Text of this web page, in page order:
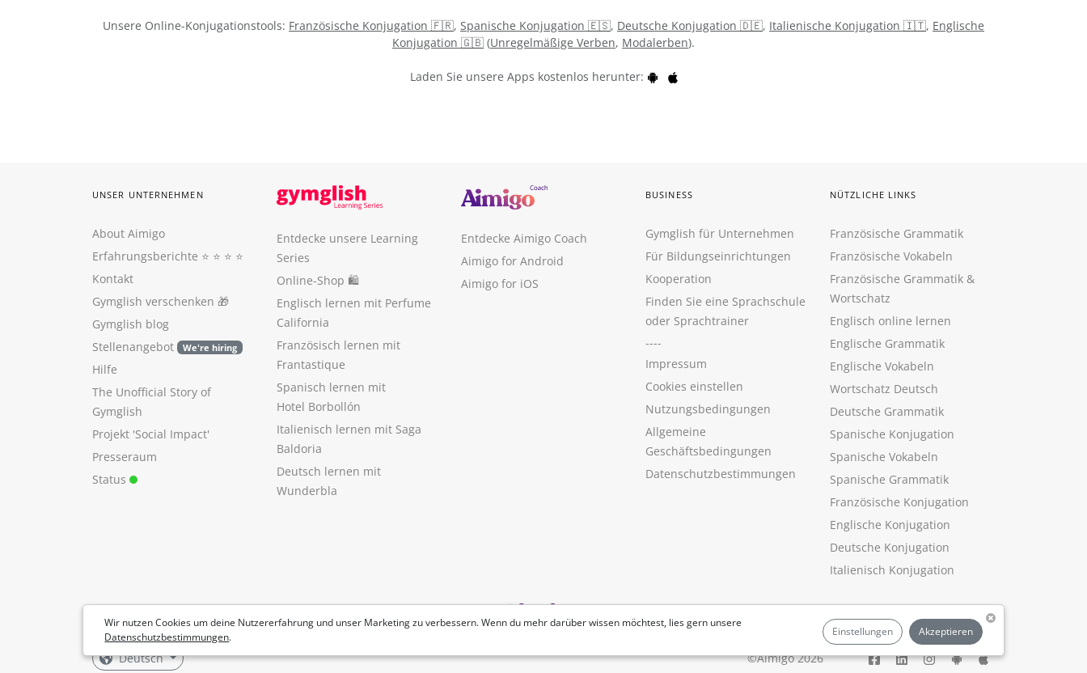
Unsere Online-Konjugationstools: Französische Konjugation 🇫🇷, Spanische Konjugation 🇪🇸, Deutsche Konjugation 🇩🇪, Italienische Konjugation 🇮🇹, Englische
Konjugation 🇬🇧 (Unregelmäßige Verben, Modalerben).
Laden Sie unsere Apps kostenlos herunter:
Wir nutzen Cookies um deine Nutzererfahrung und unser Marketing zu verbessern. Wenn du mehr darüber wissen möchtest, lies gern unsere
Datenschutzbestimmungen. Einstellungen Akzeptieren
UNSER UNTERNEHMEN
About Aimigo
Erfahrungsberichte ⭐️ ⭐️ ⭐️ ⭐️
Kontakt
Gymglish verschenken 🎁
Gymglish blog
Stellenangebot
We're hiring
Hilfe
The Unofficial Story of
Gymglish
Projekt 'Social Impact'
Presseraum
Status
Entdecke unsere Learning
Series
Online-Shop 🛍
Englisch lernen mit Perfume
California
Französisch lernen mit
Frantastique
Spanisch lernen mit
Hotel Borbollón
Italienisch lernen mit Saga
Baldoria
Deutsch lernen mit
Wunderbla
Entdecke Aimigo Coach
Aimigo for Android
Aimigo for iOS
BUSINESS
Gymglish für Unternehmen
Für Bildungseinrichtungen
Kooperation
Finden Sie eine Sprachschule
oder Sprachtrainer
----
Impressum
Cookies einstellen
Nutzungsbedingungen
Allgemeine
Geschäftsbedingungen
Datenschutzbestimmungen
NÜTZLICHE LINKS
Französische Grammatik
Französische Vokabeln
Französische Grammatik &
Wortschatz
Englisch online lernen
Englische Grammatik
Englische Vokabeln
Wortschatz Deutsch
Deutsche Grammatik
Spanische Konjugation
Spanische Vokabeln
Spanische Grammatik
Französische Konjugation
Englische Konjugation
Deutsche Konjugation
Italienisch Konjugation
Deutsch ©Aimigo 2026